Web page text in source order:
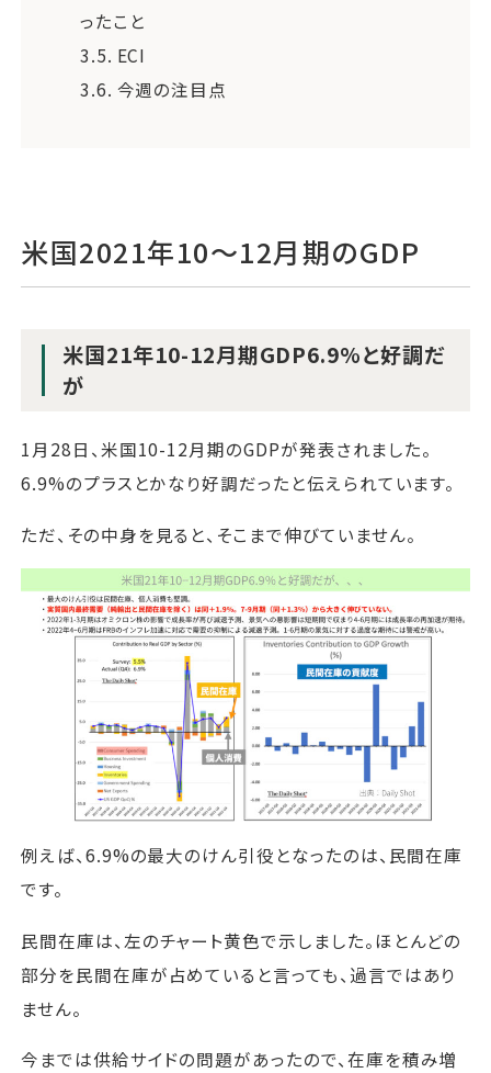
ったこと
3.5. ECI
3.6. 今週の注目点
米国2021年10〜12月期のGDP
米国21年10-12月期GDP6.9%と好調だ
が
1月28日、米国10-12月期のGDPが発表されました。
6.9%のプラスとかなり好調だったと伝えられています。
ただ、その中身を見ると、そこまで伸びていません。
例えば、6.9%の最大のけん引役となったのは、民間在庫
です。
民間在庫は、左のチャート黄色で示しました。ほとんどの
部分を民間在庫が占めていると言っても、過言ではあり
ません。
今までは供給サイドの問題があったので、在庫を積み増